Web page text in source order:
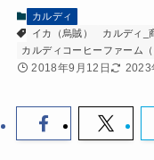
カルディ
イカ（烏賊）
カルディ_
カルディコーヒーファーム
2018年9月12日 2023